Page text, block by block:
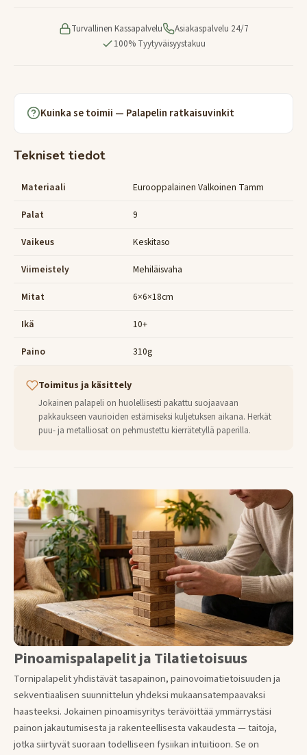
Turvallinen Kassapalvelu
Asiakaspalvelu 24/7
100% Tyytyväisyystakuu
Kuinka se toimii — Palapelin ratkaisuvinkit
Tekniset tiedot
Materiaali Eurooppalainen Valkoinen Tamm
Palat 9
Vaikeus Keskitaso
Viimeistely Mehiläisvaha
Mitat 6×6×18cm
Ikä 10+
Paino 310g
Toimitus ja käsittely
Jokainen palapeli on huolellisesti pakattu suojaavaan
pakkaukseen vaurioiden estämiseksi kuljetuksen aikana. Herkät
puu- ja metalliosat on pehmustettu kierrätetyllä paperilla.
Pinoamispalapelit ja Tilatietoisuus
Tornipalapelit yhdistävät tasapainon, painovoimatietoisuuden ja
sekventiaalisen suunnittelun yhdeksi mukaansatempaavaksi
haasteeksi. Jokainen pinoamisyritys terävöittää ymmärrystäsi
painon jakautumisesta ja rakenteellisesta vakaudesta — taitoja,
jotka siirtyvät suoraan todelliseen fysiikan intuitioon. Se on